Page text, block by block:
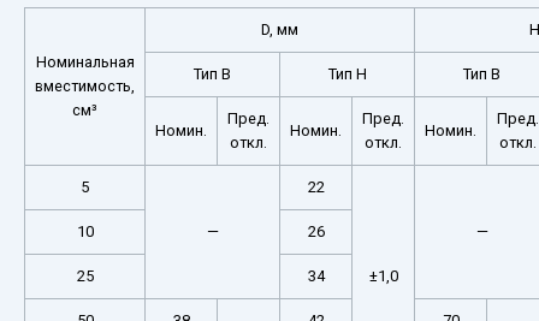
Номинальная
вместимость,
см³
D, мм
Тип В Тип Н Тип В
Номин.
Пред.
откл.
Номин.
Пред.
откл.
Номин.
Пред.
откл.
5
—
22
±1,0
—
10 26
25 34